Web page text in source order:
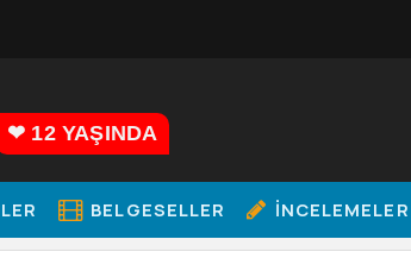
❤ 12 YAŞINDA
BELGESELLER İNCELEMELER